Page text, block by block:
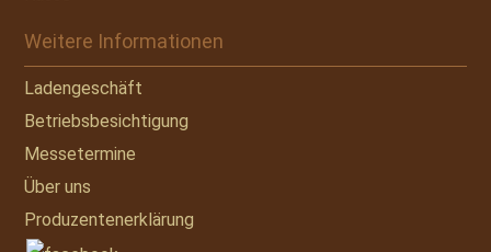
Weitere Informationen
Ladengeschäft
Betriebsbesichtigung
Messetermine
Über uns
Produzentenerklärung